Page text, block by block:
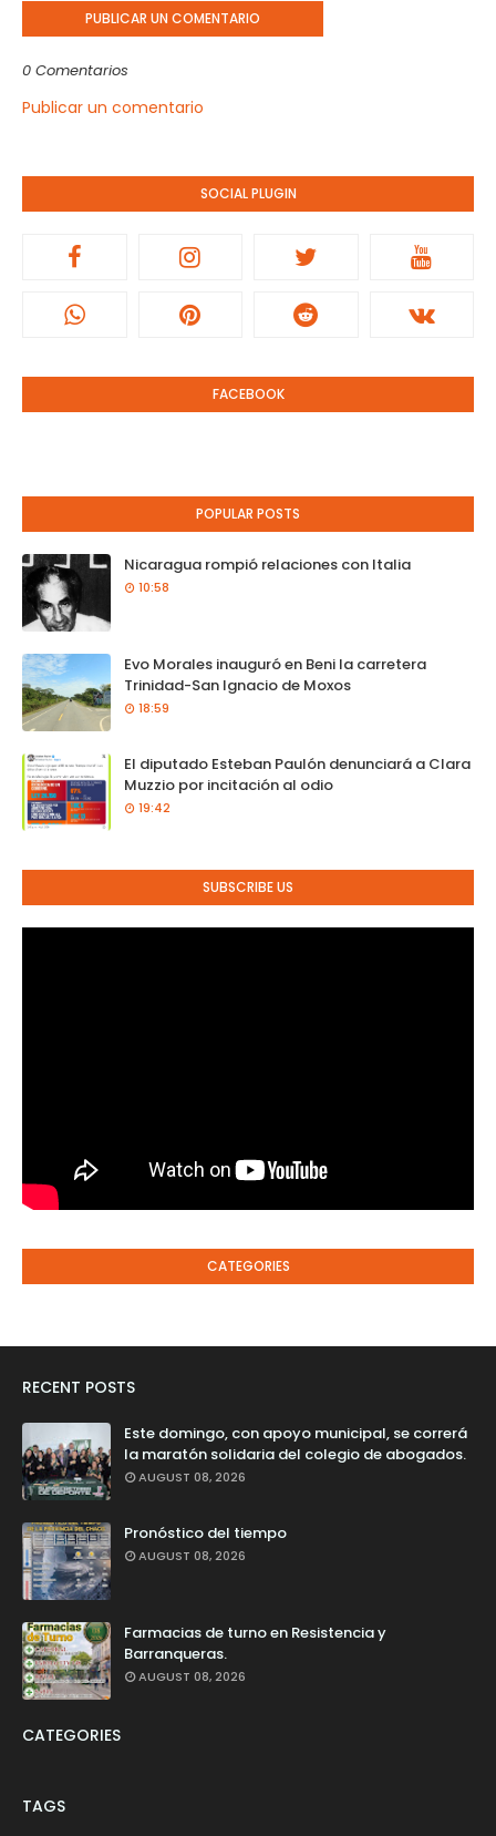
PUBLICAR UN COMENTARIO
0 Comentarios
Publicar un comentario
SOCIAL PLUGIN
FACEBOOK
POPULAR POSTS
Nicaragua rompió relaciones con Italia
10:58
Evo Morales inauguró en Beni la carretera
Trinidad-San Ignacio de Moxos
18:59
El diputado Esteban Paulón denunciará a Clara
Muzzio por incitación al odio
19:42
SUBSCRIBE US
CATEGORIES
RECENT POSTS
Este domingo, con apoyo municipal, se correrá
la maratón solidaria del colegio de abogados.
AUGUST 08, 2026
Pronóstico del tiempo
AUGUST 08, 2026
Farmacias de turno en Resistencia y
Barranqueras.
AUGUST 08, 2026
CATEGORIES
TAGS